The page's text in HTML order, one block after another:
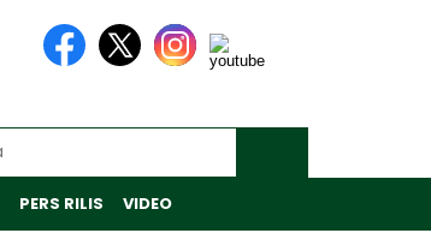
PERS RILIS VIDEO